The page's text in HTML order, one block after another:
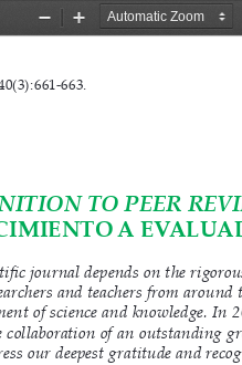
Zoom
Zoom
A EVALUADORES
661-663.
TO PEER
A
journal depends on the
and teachers from
of science and knowledge. In
collaboration of an outstanding
our deepest gratitude and